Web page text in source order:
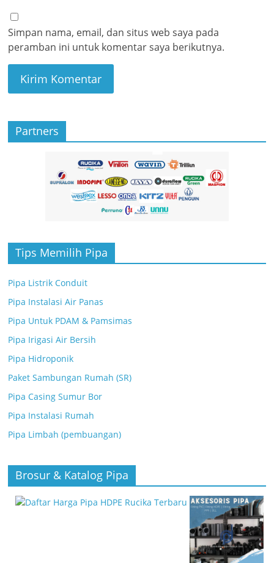
Simpan nama, email, dan situs web saya pada
peramban ini untuk komentar saya berikutnya.
Partners
Tips Memilih Pipa
Pipa Listrik Conduit
Pipa Instalasi Air Panas
Pipa Untuk PDAM & Pamsimas
Pipa Irigasi Air Bersih
Pipa Hidroponik
Paket Sambungan Rumah (SR)
Pipa Casing Sumur Bor
Pipa Instalasi Rumah
Pipa Limbah (pembuangan)
Brosur & Katalog Pipa